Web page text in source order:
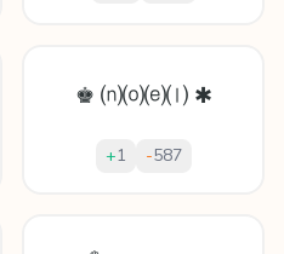
♚ ⒩⒪⒠⒧ ✱
+1 -587